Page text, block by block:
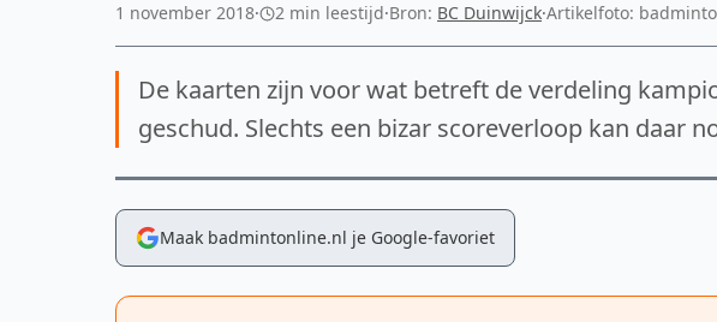
1 november 2018· 2 min leestijd·Bron: BC Duinwijck·Artikelfoto:
De kaarten zijn voor wat betreft de verdeling
geschud. Slechts een bizar scoreverloop kan daar
Maak badmintonline.nl je Google-favoriet